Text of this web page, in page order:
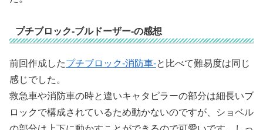
プチブロック-ブルドーザー-の感想
前回作成したプチブロック-消防車-と比べて難易度は同じ
感じでした。
救急車や消防車の時と違いキャタピラーの部分は細長いブ
ロックで構成されているため動かないのですが、ショベル